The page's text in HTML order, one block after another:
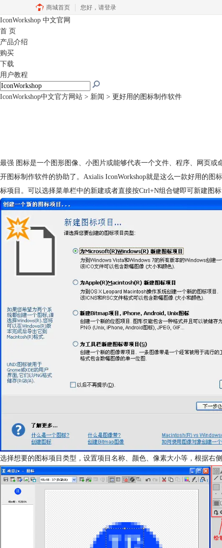
商城首页 您好， 请登录
IconWorkshop 中文官网
首 页
产品介绍
购买
下载
用户教程
IconWorkshop中文官方网站 > 新闻 > 更好用的图标制作软件
最强 图标是一个图形图像、小图片或能够代表一个文件、程序、网页
开图标制作软件的协助了。Axialis IconWorkshop就是这么一款好用的 图
标项目。可以选择菜单栏中的新建或者直接按Ctrl+N组合键即可新建图
选择想要的图标项目类型，设置项目名称、颜色、像素大小等，根据右